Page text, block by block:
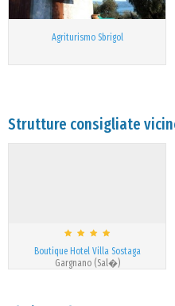
Agriturismo Sbrigol
Strutture consigliate
Boutique Hotel Villa Sostaga
Gargnano (Sal�)